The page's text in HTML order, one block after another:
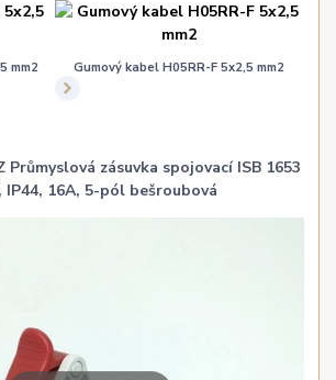
mm2 Gumový kabel H05RR-F 5x2,5 mm2
Průmyslová zásuvka spojovací ISB 1653
IP44, 16A, 5-pól bešroubová